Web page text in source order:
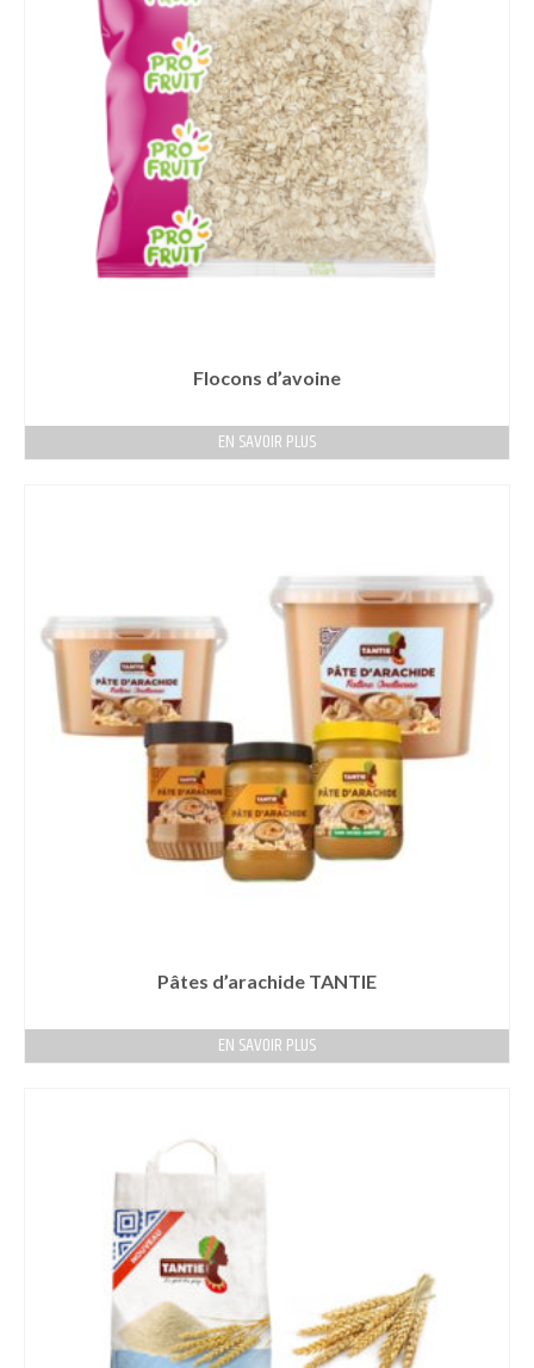
Flocons d’avoine
EN SAVOIR PLUS
Pâtes d’arachide TANTIE
EN SAVOIR PLUS